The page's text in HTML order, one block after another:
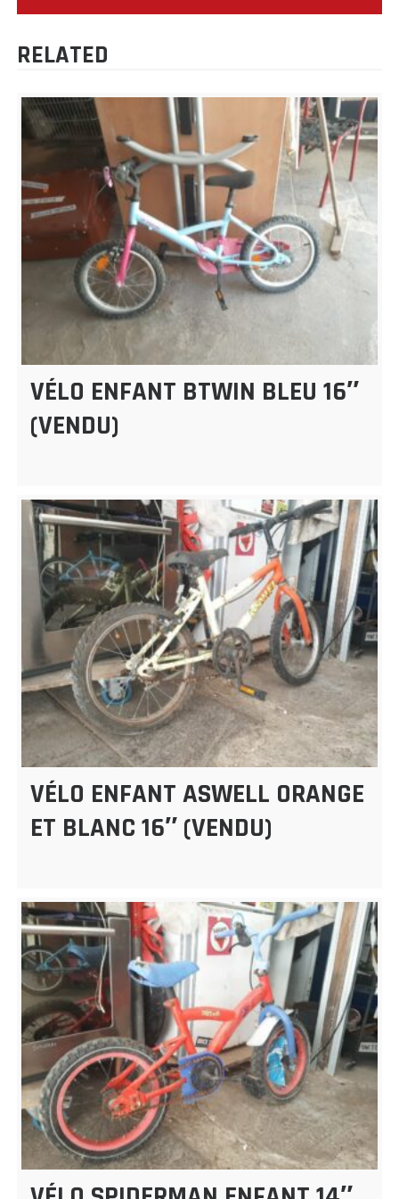
L’ARTICLE
RELATED
VÉLO ENFANT BTWIN BLEU 16″
(VENDU)
VÉLO ENFANT ASWELL ORANGE
ET BLANC 16″ (VENDU)